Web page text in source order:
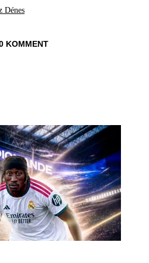
Dénes
KOMMENT